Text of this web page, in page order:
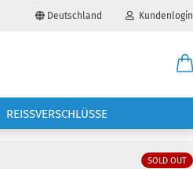
Deutschland Kundenlogin
REISSVERSCHLÜSSE
SOLD OUT